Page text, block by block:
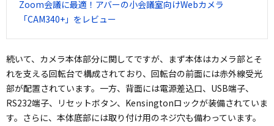
Zoom会議に最適！アバーの小会議室向けWebカメラ
「CAM340+」をレビュー
続いて、カメラ本体部分に関してですが、まず本体はカメラ部とそ
れを支える回転台で構成されており、回転台の前面には赤外線受光
部が配置されています。一方、背面には電源差込口、USB端子、
RS232端子、リセットボタン、Kensingtonロックが装備されていま
す。さらに、本体底部には取り付け用のネジ穴も備わっています。